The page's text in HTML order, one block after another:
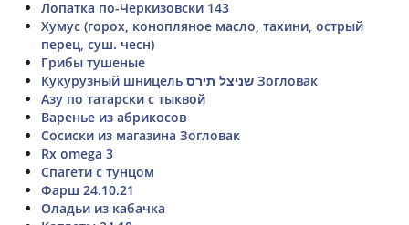
Лопатка по-Черкизовски 143
Хумус (горох, конопляное масло, тахини, острый
перец, суш. чесн)
Грибы тушеные
Кукурузный шницель שניצל תירס Зогловак
Азу по татарски с тыквой
Варенье из абрикосов
Сосиски из магазина Зогловак
Rx omega 3
Спагети с тунцом
Фарш 24.10.21
Оладьи из кабачка